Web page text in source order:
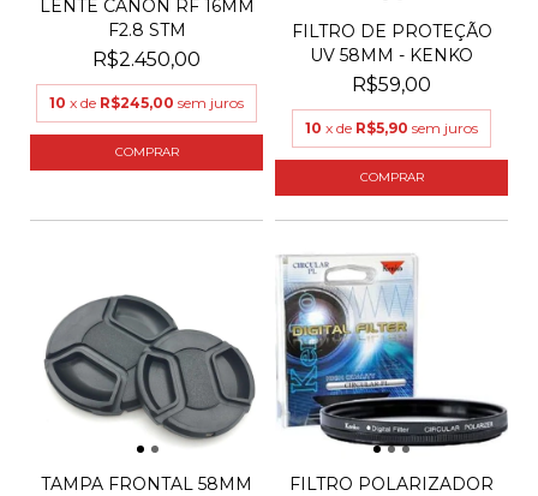
LENTE CANON RF 16MM
F2.8 STM
R$2.450,00
10 x de R$245,00 sem juros
FILTRO DE PROTEÇÃO
UV 58MM - KENKO
R$59,00
10 x de R$5,90 sem juros
TAMPA FRONTAL 58MM
FILTRO POLARIZADOR